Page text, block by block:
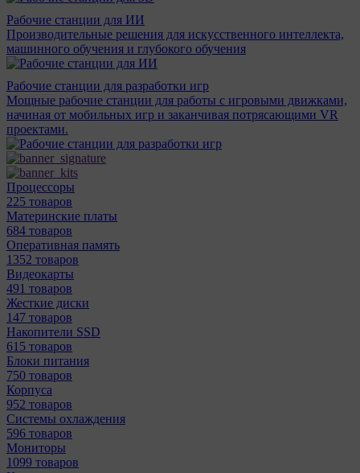
Рабочие станции для ИИ
Производительные решения для искусственного интеллекта,
машинного обучения и глубокого обучения
Рабочие станции для разработки игр
Мощные рабочие станции для работы с игровыми движками,
начиная от мобильных игр и заканчивая потрясающими VR
проектами.
Процессоры
225 товаров
Материнcкие платы
684 товаров
Оперативная память
1352 товаров
Видеокарты
491 товаров
Жесткие диски
147 товаров
Накопители SSD
615 товаров
Блоки питания
750 товаров
Корпуса
952 товаров
Системы охлаждения
596 товаров
Мониторы
1099 товаров